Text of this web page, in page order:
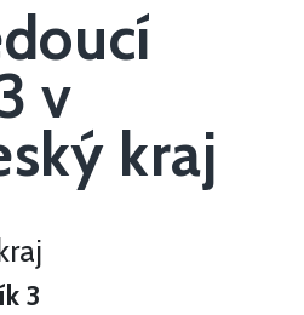
v
kraj
3